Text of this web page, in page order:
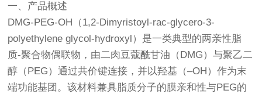
一、产品概述
DMG-PEG-OH（1,2-Dimyristoyl-rac-glycero-3-
polyethylene glycol-hydroxyl）是一类典型的两亲性脂
质-聚合物偶联物，由二肉豆蔻酰甘油（DMG）与聚乙二
醇（PEG）通过共价键连接，并以羟基（–OH）作为末
端功能基团。该材料兼具脂质分子的膜亲和性与PEG的